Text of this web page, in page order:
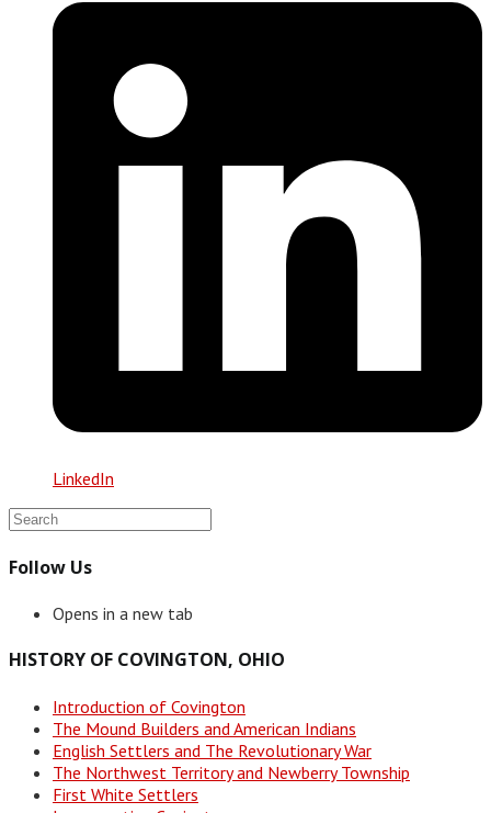
LinkedIn
Follow Us
Opens in a new tab
HISTORY OF COVINGTON, OHIO
Introduction of Covington
The Mound Builders and American Indians
English Settlers and The Revolutionary War
The Northwest Territory and Newberry Township
First White Settlers